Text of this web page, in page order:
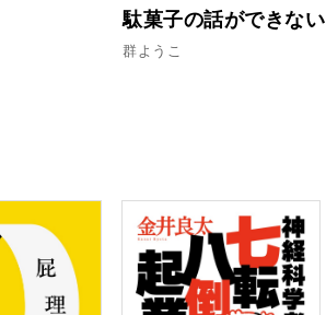
駄菓子の話ができない
群ようこ